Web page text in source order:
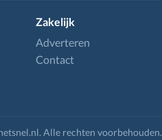
Zakelijk
Adverteren
Contact
Alle rechten voorbehouden.